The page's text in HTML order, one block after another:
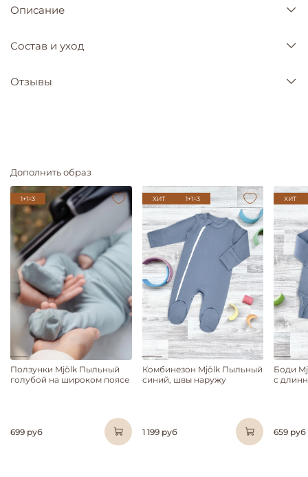
Описание
Состав и уход
Отзывы
Дополнить образ
1+1=3
Ползунки Mjölk Пыльный
голубой на широком поясе
699 руб
ХИТ 1+1=3
Комбинезон Mjölk Пыльный
синий, швы наружу
1 199 руб
ХИТ
Боди
с
659 руб